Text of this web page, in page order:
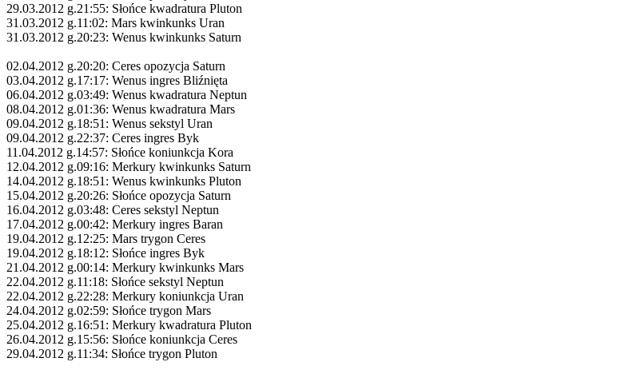
29.03.2012 g.21:55: Słońce kwadratura Pluton
31.03.2012 g.11:02: Mars kwinkunks Uran
31.03.2012 g.20:23: Wenus kwinkunks Saturn
02.04.2012 g.20:20: Ceres opozycja Saturn
03.04.2012 g.17:17: Wenus ingres Bliźnięta
06.04.2012 g.03:49: Wenus kwadratura Neptun
08.04.2012 g.01:36: Wenus kwadratura Mars
09.04.2012 g.18:51: Wenus sekstyl Uran
09.04.2012 g.22:37: Ceres ingres Byk
11.04.2012 g.14:57: Słońce koniunkcja Kora
12.04.2012 g.09:16: Merkury kwinkunks Saturn
14.04.2012 g.18:51: Wenus kwinkunks Pluton
15.04.2012 g.20:26: Słońce opozycja Saturn
16.04.2012 g.03:48: Ceres sekstyl Neptun
17.04.2012 g.00:42: Merkury ingres Baran
19.04.2012 g.12:25: Mars trygon Ceres
19.04.2012 g.18:12: Słońce ingres Byk
21.04.2012 g.00:14: Merkury kwinkunks Mars
22.04.2012 g.11:18: Słońce sekstyl Neptun
22.04.2012 g.22:28: Merkury koniunkcja Uran
24.04.2012 g.02:59: Słońce trygon Mars
25.04.2012 g.16:51: Merkury kwadratura Pluton
26.04.2012 g.15:56: Słońce koniunkcja Ceres
29.04.2012 g.11:34: Słońce trygon Pluton